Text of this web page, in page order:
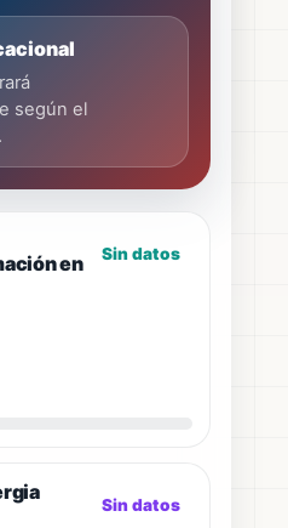
según el
en
Sin datos
Sin datos